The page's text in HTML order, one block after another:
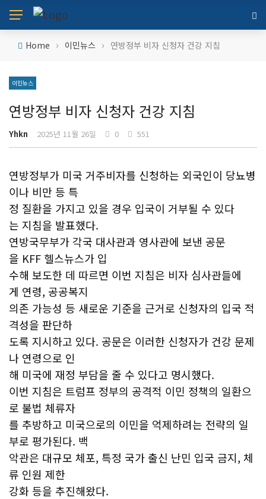
Home › 이민뉴스 › 연방정부 비자 신청자 건강 지침
이민뉴스
연방정부 비자 신청자 건강 지침
Yhkn 2025년 11월 26일 0 551
연방정부가 미국 거주비자를 신청하는 외국인이 당뇨병
이나 비만 등 특
정 질환을 가지고 있을 경우 입국이 거부될 수 있다
는 지침을 발표했다.
연방국무부가 각국 대사관과 영사관에 보낸 공문
을 KFF 헬스뉴스가 입
수해 보도한 데 따르면 이번 지침은 비자 심사관들에
게 연령, 공공복지
의존 가능성 등 새로운 기준을 근거로 신청자의 입국 적
격성을 판단하
도록 지시하고 있다. 공문은 이러한 신청자가 건강 문제
나 연령으로 인
해 미국에 재정 부담을 줄 수 있다고 명시했다.
이번 지침은 트럼프 정부의 공격적 이민 정책의 일환으
로 불법 체류자
를 추방하고 미국으로의 이민을 억제하려는 전략의 일
부로 평가된다. 백
악관은 대규모 체포, 특정 국가 출신 난민 입국 금지, 체
류 인원 제한
강화 등을 추진해왔다.